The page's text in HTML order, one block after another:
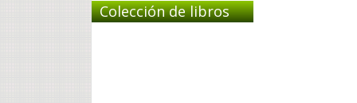
Colección de libros